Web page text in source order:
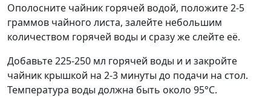
Ополосните чайник горячей водой, положите 2-5
граммов чайного листа, залейте небольшим
количеством горячей воды и сразу же слейте её.
Добавьте 225-250 мл горячей воды и и закройте
чайник крышкой на 2-3 минуты до подачи на стол.
Температура воды должна быть около 95°С.